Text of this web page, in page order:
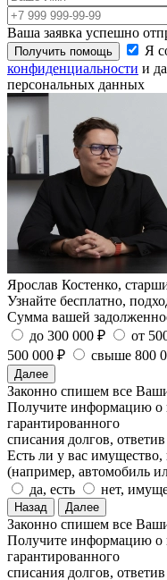
Ваша заявка успешно
Получить помощь Я
конфиденциальности и
персональных данных
Ярослав Костенко,
Узнайте бесплатно,
Сумма вашей
до 300 000 ₽
от
500 000 ₽
свыше 800
Далее
Законно спишем все
Получите информацию о
гарантированного
списания долгов,
Есть ли у вас имущество,
(например, автомобиль
да, есть
нет,
Назад Далее
Законно спишем все
Получите информацию о
гарантированного
списания долгов,